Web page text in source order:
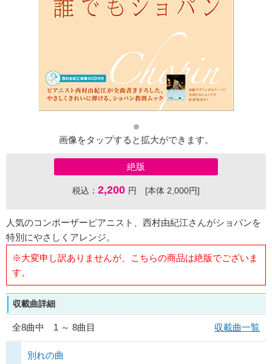
画像をタップすると拡大ができます。
絶版
税込： 2,200 円 [本体 2,000円]
人気のコンポーザーピアニスト、西村由紀江さんがショパンを
特別にやさしくアレンジ。
※大変申し訳ありませんが、こちらの商品は絶版でございま
す。
収載曲詳細
全8曲中 1 ～ 8曲目 収載曲一覧
別れの曲